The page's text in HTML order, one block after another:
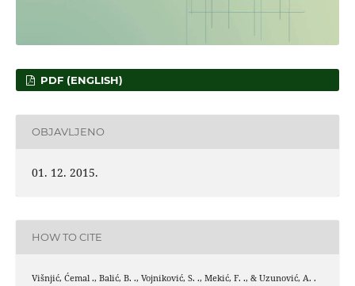
PDF (ENGLISH)
OBJAVLJENO
01. 12. 2015.
HOW TO CITE
Višnjić, Ćemal ., Balić, B. ., Vojniković, S. ., Mekić, F. ., & Uzunović, A. .